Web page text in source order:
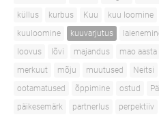
küllus
kurbus Kuu kuu loomine
kuuloomine
kuuvarjutus
loovus
lõvi majandus mao aasta
merkuut
mõju muutused Neitsi
ootamatused
õppimine ostud
päikesemärk
partnerlus perpektiiv